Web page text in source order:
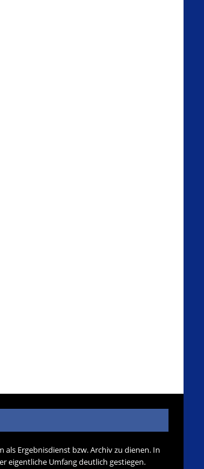
als Ergebnisdienst bzw. Archiv zu dienen. In
eigentliche Umfang deutlich gestiegen.